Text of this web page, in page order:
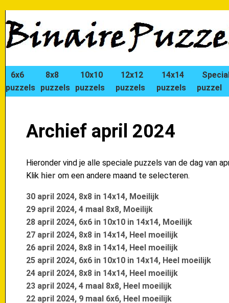
6x6
puzzels
8x8
puzzels
10x10
puzzels
12x12
puzzels
14x14
puzzels
puzzel
Archief april 2024
Hieronder vind je alle speciale puzzels van de dag van
Klik hier om een andere maand te selecteren.
30 april 2024, 8x8 in 14x14, Moeilijk
29 april 2024, 4 maal 8x8, Moeilijk
28 april 2024, 6x6 in 10x10 in 14x14, Moeilijk
27 april 2024, 8x8 in 14x14, Heel moeilijk
26 april 2024, 8x8 in 14x14, Heel moeilijk
25 april 2024, 6x6 in 10x10 in 14x14, Heel moeilijk
24 april 2024, 8x8 in 14x14, Heel moeilijk
23 april 2024, 4 maal 8x8, Heel moeilijk
22 april 2024, 9 maal 6x6, Heel moeilijk